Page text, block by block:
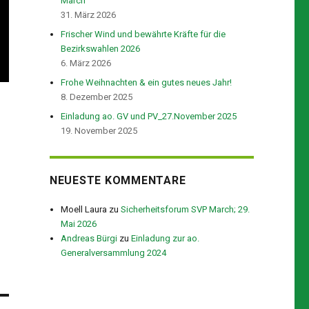
31. März 2026
Frischer Wind und bewährte Kräfte für die
Bezirkswahlen 2026
6. März 2026
Frohe Weihnachten & ein gutes neues Jahr!
8. Dezember 2025
Einladung ao. GV und PV_27.November 2025
19. November 2025
NEUESTE KOMMENTARE
Moell Laura zuSicherheitsforum SVP March; 29.
Mai 2026
Andreas Bürgi zuEinladung zur ao.
Generalversammlung 2024